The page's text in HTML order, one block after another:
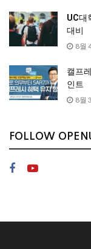
UC대
대비
8월
캘프
인트
8월
FOLLOW